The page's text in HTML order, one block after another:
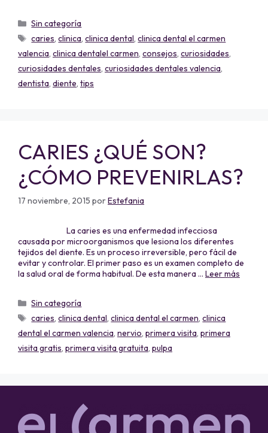
Sin categoría
caries,clinica,clinica dental,clinica dental el carmen
valencia, clinica dentalel carmen, consejos, curiosidades,
curiosidades dentales, curiosidades dentales valencia,
dentista, diente, tips
CARIES ¿QUÉ SON?
¿CÓMO PREVENIRLAS?
17 noviembre, 2015 porEstefania
La caries es una enfermedad infecciosa
causada por microorganismos que lesiona los diferentes
tejidos del diente. Es un proceso irreversible, pero fácil de
evitar y controlar. El primer paso es un examen completo de
la salud oral de forma habitual. De esta manera … Leer más
Sin categoría
caries,clinica dental,clinica dental el carmen,clinica
dental el carmen valencia, nervio, primera visita, primera
visita gratis, primera visita gratuita, pulpa